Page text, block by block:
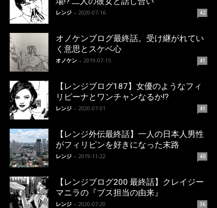
レンジ - 2020-07-16 42
オノケンブログ最終話。受け継がれてい
く意思とスケベ心
オノケン - 2019-07-15 41
【レンジブログ187】女優のようなフィ
リピーナとワンチャンなるか!?
レンジ - 2020-07-01 41
【レンジ外伝最終話】一人の日本人男性
がフィリピンを好きになった末路
レンジ - 2019-11-22 40
【レンジブログ200 最終話】クレイジー
マニラの『ブス担当の由来』
レンジ - 2020-07-20 36